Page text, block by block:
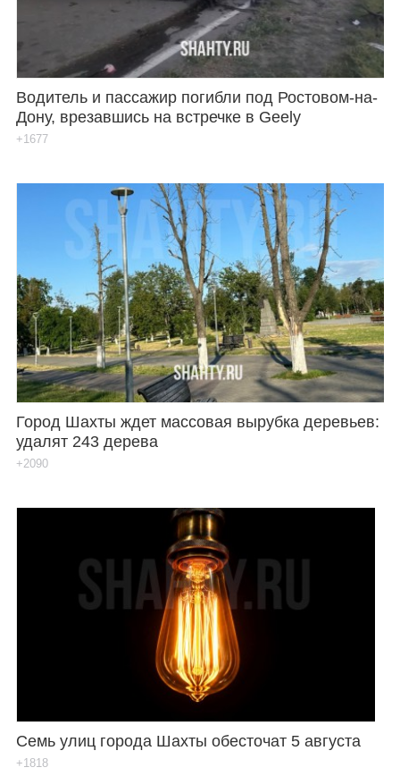
Водитель и пассажир погибли под Ростовом-на-
Дону, врезавшись на встречке в Geely
+1677
Город Шахты ждет массовая вырубка деревьев:
удалят 243 дерева
+2090
Семь улиц города Шахты обесточат 5 августа
+1818